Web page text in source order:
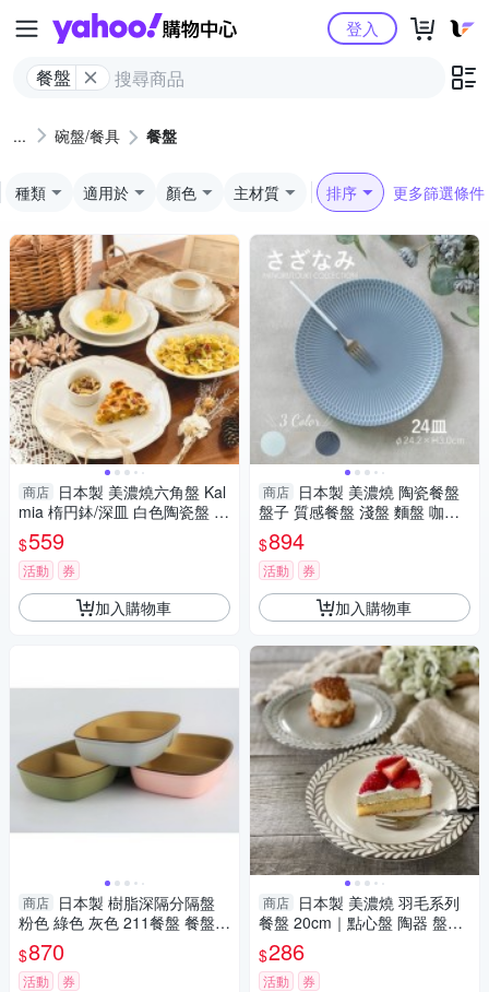
Yahoo購物中心
餐盤
登入
碗盤/餐具 餐盤
種類 適用於 顏色 主材質 排序 更多篩選條件
商店 日本製 美濃燒六角盤 Kal
mia 楕円鉢/深皿 白色陶瓷盤 盤
子 白色 陶器 網美餐盤 餐盤 碗
盤 日本製造
$559
活動 券
加入購物車
商店 日本製 樹脂深隔分隔盤
粉色 綠色 灰色 211餐盤 餐盤
輕量盤 木質圓盤 盤 耐摔盤 露
營盤 日本進口
$870
活動 券
商店 日本製 美濃燒 陶瓷餐盤
盤子 質感餐盤 淺盤 麵盤 咖哩
盤 廚房餐具 ins風 三色可選 陶
器 廚房用具
$894
活動 券
加入購物車
商店 日本製 美濃燒 羽毛系列
餐盤 20cm｜點心盤 陶器 盤子
蛋糕盤 盤 陶瓷 義大利麵盤 質
感餐具
$286
活動 券